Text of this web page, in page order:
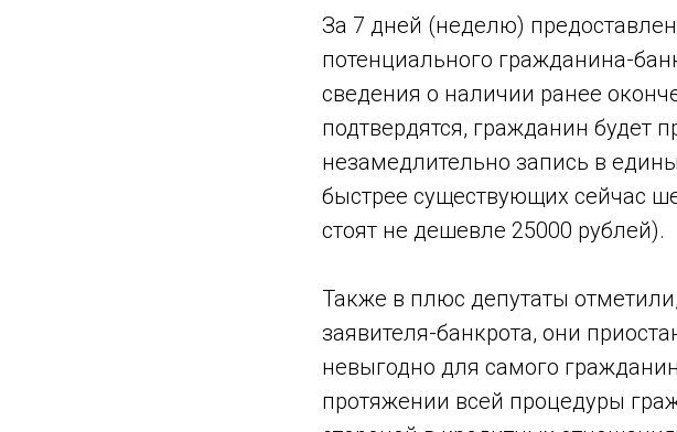
За 7 дней (неделю)
потенциального гражданина-
сведения о наличии ранее
подтвердятся, гражданин будет
незамедлительно запись в
быстрее существующих сейчас
стоят не дешевле 25000 рублей).
Также в плюс депутаты
заявителя-банкрота, они
невыгодно для самого
протяжении всей процедуры